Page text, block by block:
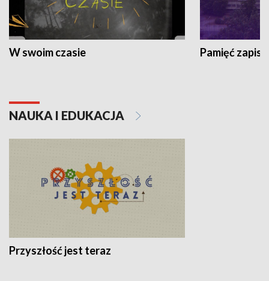
W swoim czasie Pamięć
NAUKA I EDUKACJA
Przyszłość jest teraz